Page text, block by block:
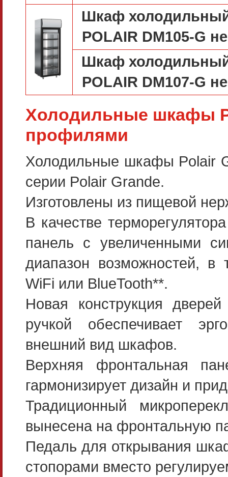
Шкаф
POLAIR DM105-G
Шкаф
POLAIR DM107-G
Холодильные шкафы
профилями
Холодильные шкафы Polair
серии Polair Grande.
Изготовлены из пищевой
В качестве
панель с увеличенными
диапазон возможностей, в
WiFi или BlueTooth**.
Новая конструкция
ручкой обеспечивает
внешний вид шкафов.
Верхняя фронтальная
гармонизирует дизайн и
Традиционный
вынесена на фронтальную
Педаль для открывания
стопорами вместо